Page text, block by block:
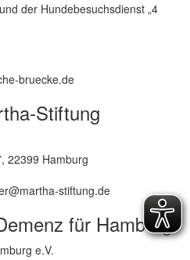
der Hundebesuchsdienst „4
bruecke.de
Stiftung
22399 Hamburg
stiftung.de
für Hamburg
e.V.